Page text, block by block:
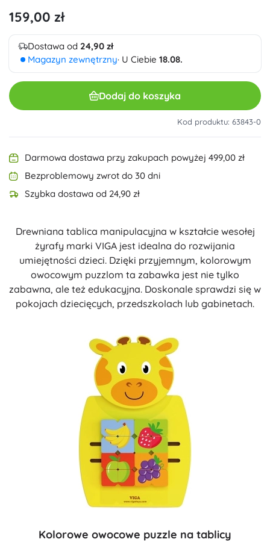
159,00 zł
Dostawa od 24,90 zł
Magazyn zewnętrzny· U Ciebie 18.08.
Dodaj do koszyka
Kod produktu: 63843-0
Darmowa dostawa przy zakupach powyżej 499,00 zł
Bezproblemowy zwrot do 30 dni
Szybka dostawa od 24,90 zł
Drewniana tablica manipulacyjna w kształcie wesołej
żyrafy marki VIGA jest idealna do rozwijania
umiejętności dzieci. Dzięki przyjemnym, kolorowym
owocowym puzzlom ta zabawka jest nie tylko
zabawna, ale też edukacyjna. Doskonale sprawdzi się w
pokojach dziecięcych, przedszkolach lub gabinetach.
Kolorowe owocowe puzzle na tablicy